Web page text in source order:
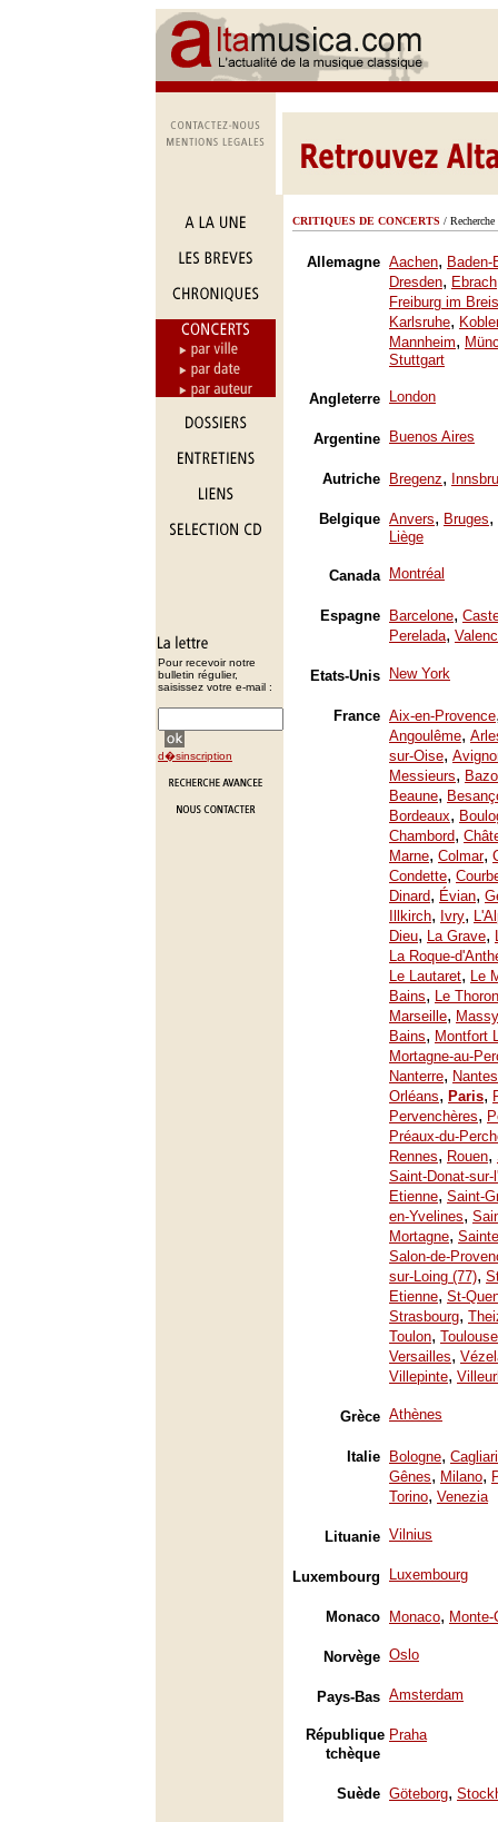
Pour recevoir notre
bulletin régulier,
saisissez votre e-mail :
d�sinscription
CRITIQUES DE CONCERTS /
Allemagne Aachen, Baden-
Dresden, Ebrach
Freiburg im
Karlsruhe,
Mannheim,
Stuttgart
Angleterre London
Argentine Buenos Aires
Autriche Bregenz,
Belgique Anvers, Bruges,
Liège
Canada Montréal
Espagne Barcelone,
Perelada,
Etats-Unis New York
France Aix-en-Provence
Angoulême,
sur-Oise,
Messieurs,
Beaune,
Bordeaux,
Chambord,
Marne, Colmar,
Condette,
Dinard, Évian,
Illkirch, Ivry,
Dieu, La Grave,
La Roque-
Le Lautaret, Le
Bains, Le
Marseille, Massy
Bains, Montfort
Mortagne-au-
Nanterre, Nantes
Orléans, Paris,
Pervenchères,
Préaux-du-
Rennes, Rouen,
Saint-Donat-sur-
Etienne, Saint-
en-Yvelines,
Mortagne,
Salon-de-
sur-Loing (77),
Etienne, St-
Strasbourg,
Toulon, Toulouse
Versailles,
Villepinte,
Grèce Athènes
Italie Bologne, Cagliari
Gênes, Milano,
Torino, Venezia
Lituanie Vilnius
Luxembourg Luxembourg
Monaco Monaco, Monte-
Norvège Oslo
Pays-Bas Amsterdam
République
tchèque
Praha
Suède Göteborg,